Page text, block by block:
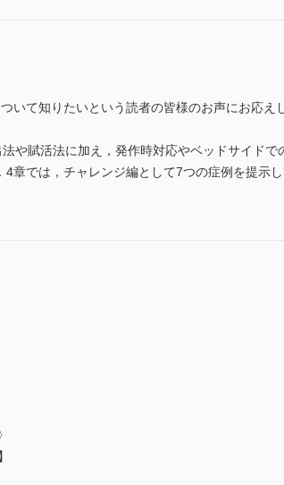
いて知りたいという読者の皆様のお声にお応え
や賦活法に加え，発作時対応やベッドサイドで
章では，チャレンジ編として7つの症例を提示